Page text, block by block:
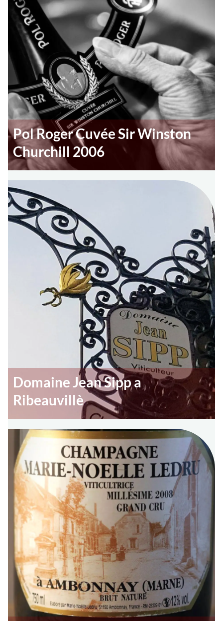
Pol Roger Cuvée Sir Winston
Churchill 2006
Domaine Jean Sipp a
Ribeauvillè